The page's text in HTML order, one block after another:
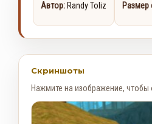
Автор: Randy Toliz Размер
Скриншоты
Нажмите на изображение, чтобы